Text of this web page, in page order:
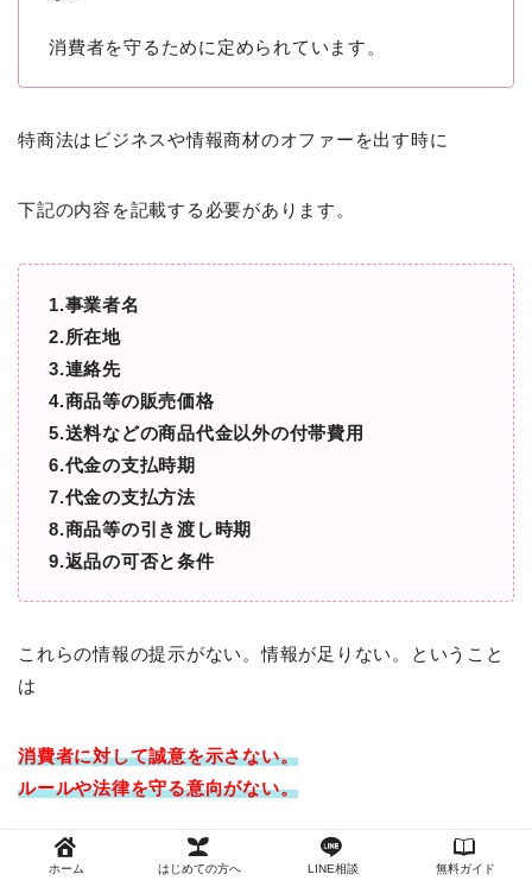
消費者を守るために定められています。
特商法はビジネスや情報商材のオファーを出す時に
下記の内容を記載する必要があります。
1.事業者名
2.所在地
3.連絡先
4.商品等の販売価格
5.送料などの商品代金以外の付帯費用
6.代金の支払時期
7.代金の支払方法
8.商品等の引き渡し時期
9.返品の可否と条件
これらの情報の提示がない。情報が足りない。ということ
は
消費者に対して誠意を示さない。
ルールや法律を守る意向がない。
そういう企業であると判断ですることができます。
ホーム はじめての方へ LINE相談 無料ガイド